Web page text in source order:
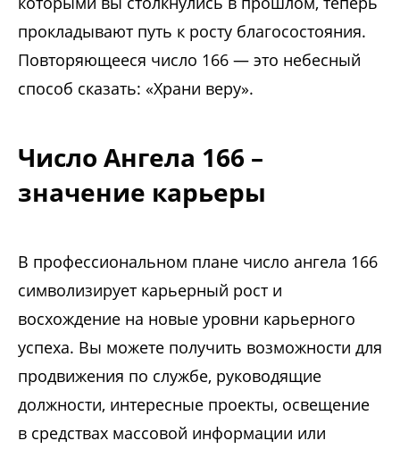
прокладывают путь к росту благосостояния.
Повторяющееся число 166 — это небесный
способ сказать: «Храни веру».
Число Ангела 166 –
значение карьеры
В профессиональном плане число ангела 166
символизирует карьерный рост и
восхождение на новые уровни карьерного
успеха. Вы можете получить возможности для
продвижения по службе, руководящие
должности, интересные проекты, освещение
в средствах массовой информации или